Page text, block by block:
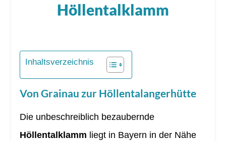
Höllentalklamm
Inhaltsverzeichnis
Von Grainau zur Höllentalangerhütte
Die unbeschreiblich bezaubernde
Höllentalklamm liegt in Bayern in der Nähe